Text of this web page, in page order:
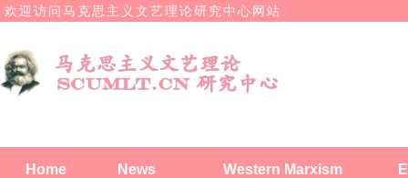
欢迎访问马克思主义文艺理论研究中心网站
Home News Western Marxism